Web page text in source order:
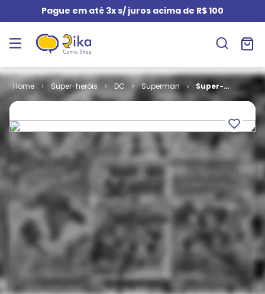
Pague em até 3x s/ juros acima de R$ 100
Super-heróis DC Superman
Super-
Homem - 1ª